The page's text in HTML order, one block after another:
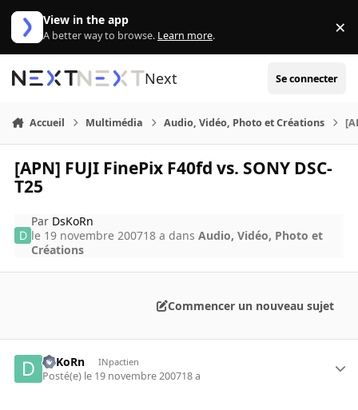
Aller au contenu
View in the app
A better way to browse. Learn more. ×
Next Se connecter
Accueil Multimédia Audio, Vidéo, Photo et Créations
[APN] FUJI FinePix F40fd vs. SONY DSC-
T25
Par DsKoRn
le 19 novembre 200718 a dansAudio, Vidéo, Photo et
Créations
Commencer un nouveau sujet
DsKoRn INpactien
Posté(e) le 19 novembre 200718 a